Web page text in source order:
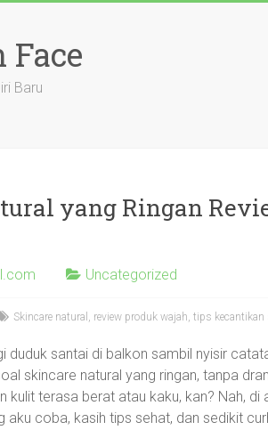
Face
Baru
yang Ringan
Uncategorized
Skincare natural, review produk wajah, tips kecantikan
duduk santai di balkon sambil nyisir
skincare natural yang ringan, tanpa
kulit terasa berat atau kaku, kan? Nah,
aku coba, kasih tips sehat, dan sedikit